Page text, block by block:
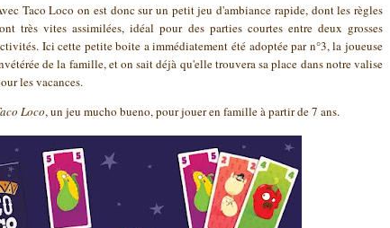
Taco Loco on est donc sur un petit jeu d'ambiance rapide, dont les règles
très vites assimilées, idéal pour des parties courtes entre deux grosses
Ici cette petite boite a immédiatement été adoptée par n°3, la joueuse
de la famille, et on sait déjà qu'elle trouvera sa place dans notre valise
les vacances.
Loco, un jeu mucho bueno, pour jouer en famille à partir de 7 ans.